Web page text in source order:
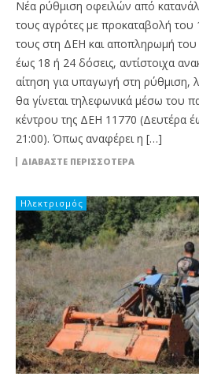
Νέα ρύθμιση οφειλών από
τους αγρότες με προκαταβολή του
τους στη ΔΕΗ και αποπληρωμή
έως 18 ή 24 δόσεις, αντίστοιχα
αίτηση για υπαγωγή στη ρύθμιση,
θα γίνεται τηλεφωνικά μέσω του
κέντρου της ΔΕΗ 11770 (Δευτέρα
21:00). Όπως αναφέρει η […]
ΔΙΑΒΆΣΤΕ ΠΕΡΙΣΣΌΤΕΡΑ
Ηλεκτρισμός